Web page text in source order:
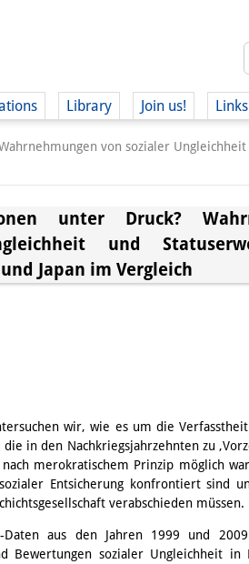
Library Join us! Links
von sozialer
unter Druck?
und
Japan im Vergleich
wir, wie es um die
in den Nachkriegsjahrzehnten zu
merokratischem Prinzip möglich
Entsicherung konfrontiert sind
verabschieden müssen.
Daten aus den Jahren 1999 und
Bewertungen sozialer Ungleichheit in